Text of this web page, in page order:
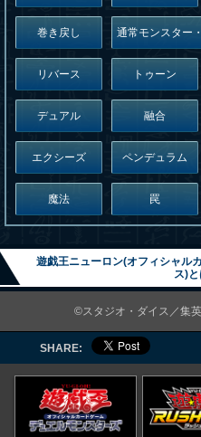
巻き戻し 通常モンスター
リバース トゥーン
デュアル 融合
エクシーズ ペンデュラム
魔法 罠
遊戯王ニューロン(オフィシャル
ス)
©スタジオ・ダイス／集
SHARE: